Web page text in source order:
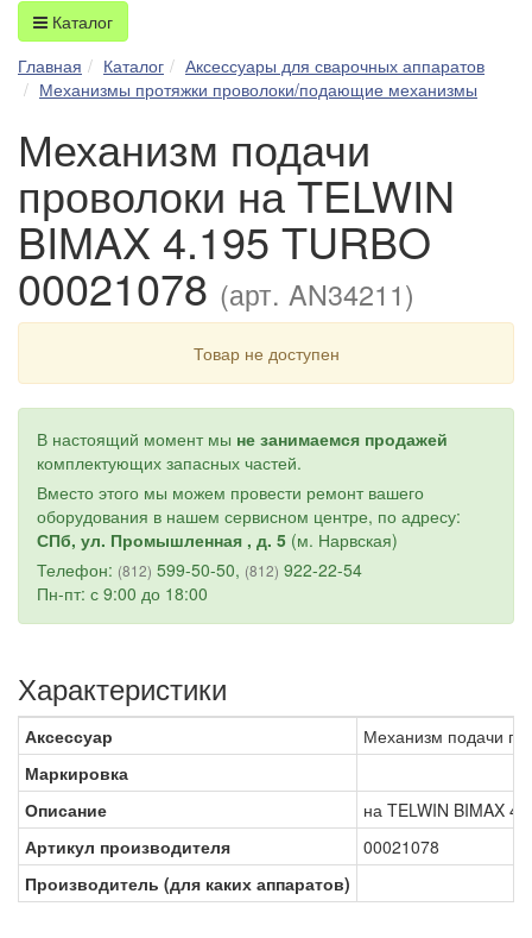
Каталог
Главная
Каталог
Аксессуары для сварочных аппаратов
Механизмы протяжки проволоки/подающие механизмы
Механизм подачи
проволоки на TELWIN
BIMAX 4.195 TURBO
00021078 (арт. AN34211)
Товар не доступен
В настоящий момент мы не занимаемся продажей
комплектующих запасных частей.
Вместо этого мы можем провести ремонт вашего
оборудования в нашем сервисном центре, по адресу:
СПб, ул. Промышленная , д. 5 (м. Нарвская)
Телефон: (812) 599-50-50, (812) 922-22-54
Пн-пт: с 9:00 до 18:00
Характеристики
Аксессуар
Механизм подачи
Маркировка
Описание
на TELWIN BIMAX
Артикул производителя
00021078
Производитель (для каких аппаратов)